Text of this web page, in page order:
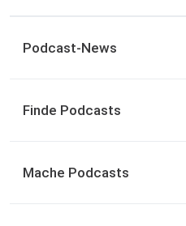
Podcast-News
Finde Podcasts
Mache Podcasts